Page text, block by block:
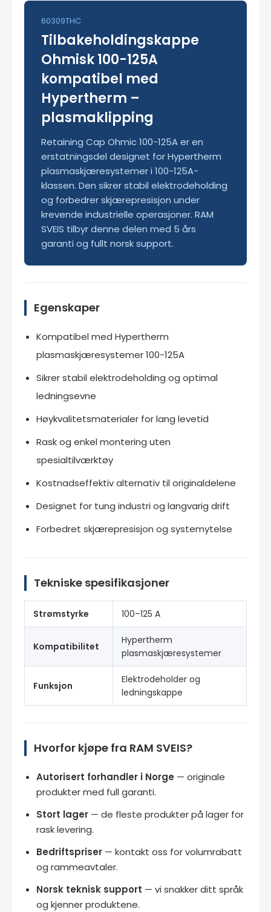
60309THC
Tilbakeholdingskappe
Ohmisk 100-125A
kompatibel med
Hypertherm –
plasmaklipping
Retaining Cap Ohmic 100-125A er en
erstatningsdel designet for Hypertherm
plasmaskjæresystemer i 100-125A-
klassen. Den sikrer stabil elektrodeholding
og forbedrer skjærepresisjon under
krevende industrielle operasjoner. RAM
SVEIS tilbyr denne delen med 5 års
garanti og fullt norsk support.
Egenskaper
Kompatibel med Hypertherm
plasmaskjæresystemer 100-125A
Sikrer stabil elektrodeholding og optimal
ledningsevne
Høykvalitetsmaterialer for lang levetid
Rask og enkel montering uten
spesialtilværktøy
Kostnadseffektiv alternativ til originaldelene
Designet for tung industri og langvarig drift
Forbedret skjærepresisjon og systemytelse
Tekniske spesifikasjoner
Strømstyrke 100–125 A
Kompatibilitet
Hypertherm
plasmaskjæresystemer
Funksjon
Elektrodeholder og
ledningskappe
Hvorfor kjøpe fra RAM SVEIS?
Autorisert forhandler i Norge — originale
produkter med full garanti.
Stort lager — de fleste produkter på lager for
rask levering.
Bedriftspriser — kontakt oss for volumrabatt
og rammeavtaler.
Norsk teknisk support — vi snakker ditt språk
og kjenner produktene.